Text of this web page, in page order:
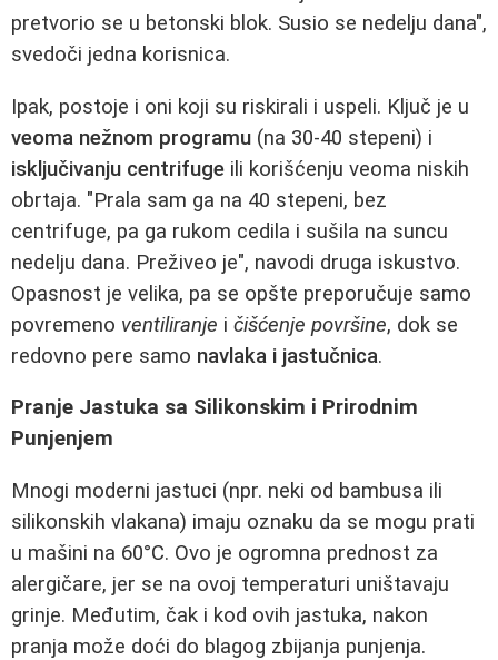
pretvorio se u betonski blok. Susio se nedelju dana",
svedoči jedna korisnica.
Ipak, postoje i oni koji su riskirali i uspeli. Ključ je u
veoma nežnom programu (na 30-40 stepeni) i
isključivanju centrifuge ili korišćenju veoma niskih
obrtaja. "Prala sam ga na 40 stepeni, bez
centrifuge, pa ga rukom cedila i sušila na suncu
nedelju dana. Preživeo je", navodi druga iskustvo.
Opasnost je velika, pa se opšte preporučuje samo
povremeno ventiliranje i čišćenje površine, dok se
redovno pere samo navlaka i jastučnica.
Pranje Jastuka sa Silikonskim i Prirodnim
Punjenjem
Mnogi moderni jastuci (npr. neki od bambusa ili
silikonskih vlakana) imaju oznaku da se mogu prati
u mašini na 60°C. Ovo je ogromna prednost za
alergičare, jer se na ovoj temperaturi uništavaju
grinje. Međutim, čak i kod ovih jastuka, nakon
pranja može doći do blagog zbijanja punjenja.